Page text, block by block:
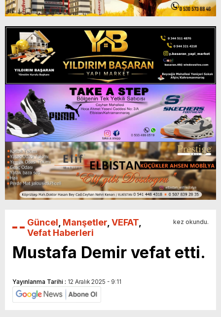
Güncel Manşetler VEFAT
Vefat Haberleri
kez okundu.
Mustafa Demir vefat etti.
Yayınlanma Tarihi : 12 Aralık 2025 - 9:11